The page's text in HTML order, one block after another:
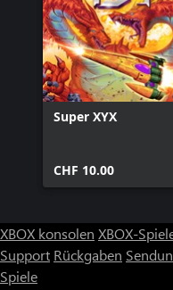
Super XYX
CHF 10.00
XBOX konsolen XBOX-
Support Rückgaben
Spiele